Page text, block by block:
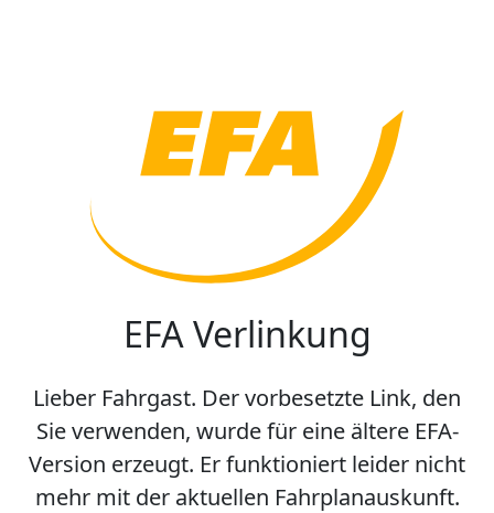
EFA Verlinkung
Lieber Fahrgast. Der vorbesetzte Link, den
Sie verwenden, wurde für eine ältere EFA-
Version erzeugt. Er funktioniert leider nicht
mehr mit der aktuellen Fahrplanauskunft.